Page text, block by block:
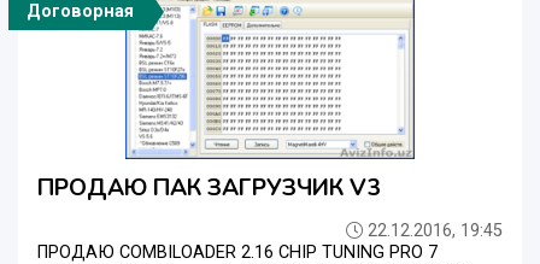
Договорная
ПРОДАЮ ПАК ЗАГРУЗЧИК V3
22.12.2016, 19:45
ПРОДАЮ COMBILOADER 2.16 CHIP TUNING PRO 7